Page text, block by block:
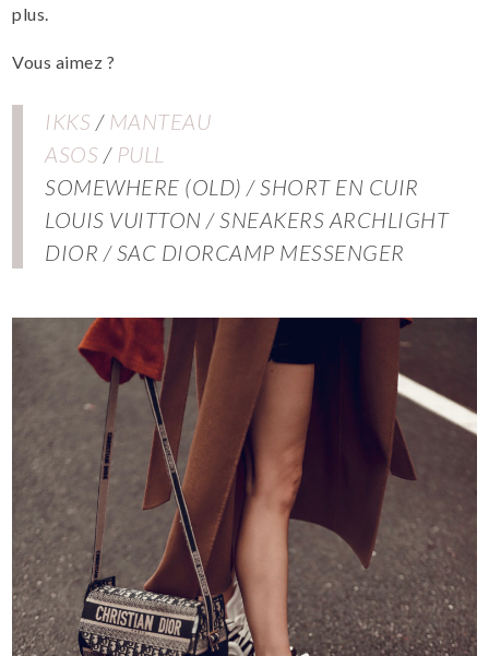
plus.
Vous aimez ?
IKKS / MANTEAU
ASOS / PULL
SOMEWHERE (OLD) / SHORT EN CUIR
LOUIS VUITTON / SNEAKERS ARCHLIGHT
DIOR / SAC DIORCAMP MESSENGER